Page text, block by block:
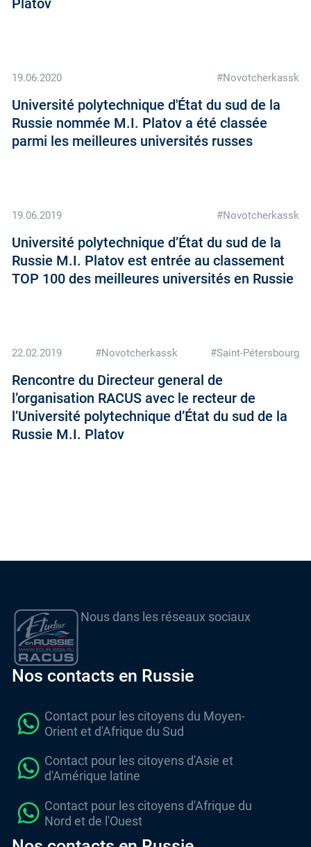
Platov
19.06.2020 #Novotcherkassk
Université polytechnique d'État du sud de la
Russie nommée M.I. Platov a été classée
parmi les meilleures universités russes
19.06.2019 #Novotcherkassk
Université polytechnique d’État du sud de la
Russie M.I. Platov est entrée au classement
TOP 100 des meilleures universités en Russie
22.02.2019 #Novotcherkassk #Saint-Pétersbourg
Rencontre du Directeur general de
l’organisation RACUS avec le recteur de
l’Université polytechnique d’État du sud de la
Russie M.I. Platov
Nous dans les réseaux sociaux
Nos contacts en Russie
Contact pour les citoyens du Moyen-
Orient et d'Afrique du Sud
Contact pour les citoyens d'Asie et
d'Amérique latine
Contact pour les citoyens d'Afrique du
Nord et de l'Ouest